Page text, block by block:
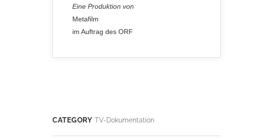
Eine Produktion von
Metafilm
im Auftrag des ORF
CATEGORY TV-Dokumentation